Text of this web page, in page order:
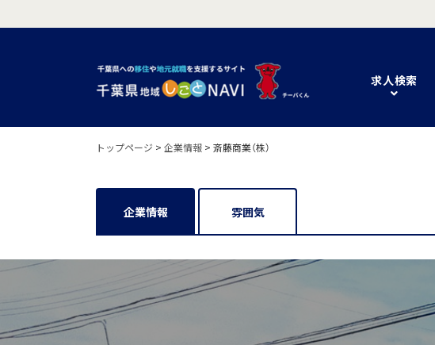
求人検索
トップページ > 企業情報 > 斎藤商業（株）
企業情報 雰囲気